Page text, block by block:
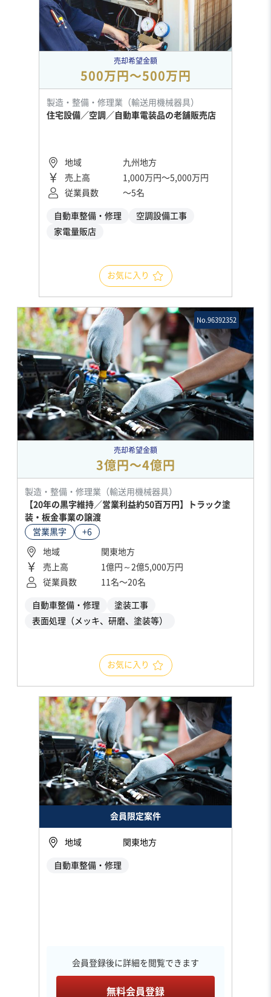
売却希望金額
500万円〜500万円
製造・整備・修理業（輸送用機械器具）
住宅設備／空調／自動車電装品の老舗販売店
地域
九州地方
売上高
1,000万円〜5,000万円
従業員数
〜5名
自動車整備・修理
空調設備工事
家電量販店
お気に入り
No.96392352
売却希望金額
3億円〜4億円
製造・整備・修理業（輸送用機械器具）
【20年の黒字維持／営業利益約50百万円】トラック塗
装・板金事業の譲渡
営業黒字
+6
地域
関東地方
売上高
1億円～2億5,000万円
従業員数
11名〜20名
自動車整備・修理
塗装工事
表面処理（メッキ、研磨、塗装等）
お気に入り
会員限定案件
地域 関東地方
自動車整備・修理
会員登録後に詳細を閲覧できます
無料会員登録